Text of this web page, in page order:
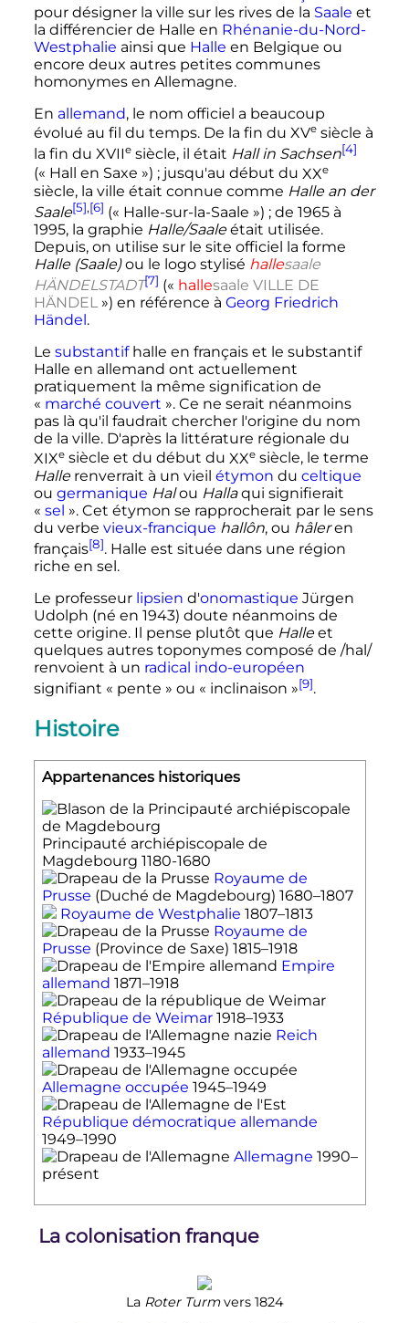
pour désigner la ville sur les rives de la Saale et
la différencier de Halle en Rhénanie-du-Nord-
Westphalie ainsi que Halle en Belgique ou
encore deux autres petites communes
homonymesen Allemagne.
En allemand, le nom officiel a beaucoup
évolué au fil du temps. De la fin du XVe siècle à
la fin du XVIIe siècle, il était Hall in Sachsen[4]
(« Hall en Saxe ») ; jusqu'au début du XXe
siècle, la ville était connue comme Halle an der
Saale[5],[6] (« Halle-sur-la-Saale ») ; de 1965 à
1995, la graphie Halle/Saaleétait utilisée.
Depuis, on utilise sur le site officiel la forme
Halle (Saale)ou le logo stylisé hallesaale
HÄNDELSTADT[7] (« hallesaale VILLE DE
HÄNDEL ») en référence à Georg Friedrich
Händel .
Le substantif halle en français et le substantif
Halle en allemand ont actuellement
pratiquement la même signification de
« marché couvert ». Ce ne serait néanmoins
pas là qu'il faudrait chercher l'origine du nom
de la ville. D'après la littérature régionale du
XIXe siècle et du début du XXe siècle, le terme
Hallerenverrait à un vieil étymon du celtique
ou germanique Halou Hallaqui signifierait
« sel ». Cet étymon se rapprocherait par le sens
du verbe vieux-francique hallôn, ou hâleren
français[8]. Halle est située dans une région
riche en sel.
Le professeur lipsien d'onomastique Jürgen
Udolph (né en 1943) doute néanmoins de
cette origine. Il pense plutôt que Halleet
quelques autres toponymes composé de /hal/
renvoient à un radical indo-européen
signifiant « pente » ou « inclinaison »[9].
Histoire
Appartenances historiques
Principauté archiépiscopale de
Magdebourg 1180-1680
Royaume de
Prusse (Duché de Magdebourg) 1680–1807
Royaume de Westphalie 1807–1813
Royaume de
Prusse (Province de Saxe) 1815–1918
Empire
allemand 1871–1918
République de Weimar1918–1933
Reich
allemand 1933–1945
Allemagne occupée 1945–1949
République démocratique allemande
1949–1990
Allemagne 1990–
présent
La colonisation franque
La Roter Turmvers 1824